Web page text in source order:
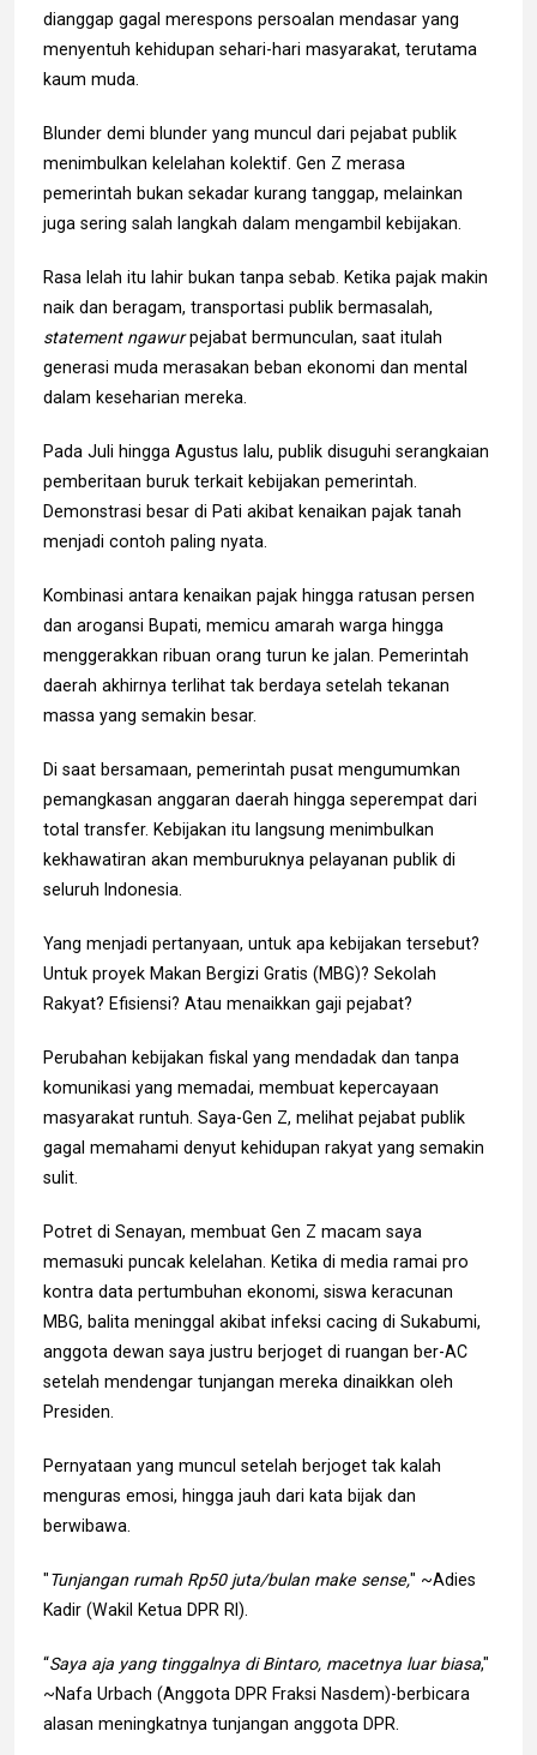
dianggap gagal merespons persoalan mendasar yang
menyentuh kehidupan sehari-hari masyarakat, terutama
kaum muda.
Blunder demi blunder yang muncul dari pejabat publik
menimbulkan kelelahan kolektif. Gen Z merasa
pemerintah bukan sekadar kurang tanggap, melainkan
juga sering salah langkah dalam mengambil kebijakan.
Rasa lelah itu lahir bukan tanpa sebab. Ketika pajak makin
naik dan beragam, transportasi publik bermasalah,
statement ngawurpejabat bermunculan, saat itulah
generasi muda merasakan beban ekonomi dan mental
dalam keseharian mereka.
Pada Juli hingga Agustus lalu, publik disuguhi serangkaian
pemberitaan buruk terkait kebijakan pemerintah.
Demonstrasi besar di Pati akibat kenaikan pajak tanah
menjadi contoh paling nyata.
Kombinasi antara kenaikan pajak hingga ratusan persen
dan arogansi Bupati, memicu amarah warga hingga
menggerakkan ribuan orang turun ke jalan. Pemerintah
daerah akhirnya terlihat tak berdaya setelah tekanan
massa yang semakin besar.
Di saat bersamaan, pemerintah pusat mengumumkan
pemangkasan anggaran daerah hingga seperempat dari
total transfer. Kebijakan itu langsung menimbulkan
kekhawatiran akan memburuknya pelayanan publik di
seluruh Indonesia.
Yang menjadi pertanyaan, untuk apa kebijakan tersebut?
Untuk proyek Makan Bergizi Gratis (MBG)? Sekolah
Rakyat? Efisiensi? Atau menaikkan gaji pejabat?
Perubahan kebijakan fiskal yang mendadak dan tanpa
komunikasi yang memadai, membuat kepercayaan
masyarakat runtuh. Saya-Gen Z, melihat pejabat publik
gagal memahami denyut kehidupan rakyat yang semakin
sulit.
Potret di Senayan, membuat Gen Z macam saya
memasuki puncak kelelahan. Ketika di media ramai pro
kontra data pertumbuhan ekonomi, siswa keracunan
MBG, balita meninggal akibat infeksi cacing di Sukabumi,
anggota dewan saya justru berjoget di ruangan ber-AC
setelah mendengar tunjangan mereka dinaikkan oleh
Presiden.
Pernyataan yang muncul setelah berjoget tak kalah
menguras emosi, hingga jauh dari kata bijak dan
berwibawa.
"Tunjangan rumah Rp50 juta/bulan make sense," ~Adies
Kadir (Wakil Ketua DPR RI).
“Saya aja yang tinggalnya di Bintaro, macetnya luar biasa,"
~Nafa Urbach (Anggota DPR Fraksi Nasdem)-berbicara
alasan meningkatnya tunjangan anggota DPR.